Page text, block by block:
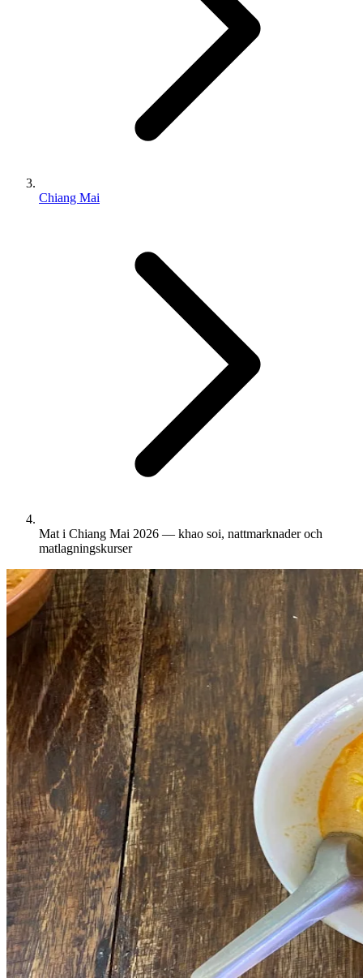
Chiang Mai
Mat i Chiang Mai 2026 — khao soi, nattmarknader och
matlagningskurser